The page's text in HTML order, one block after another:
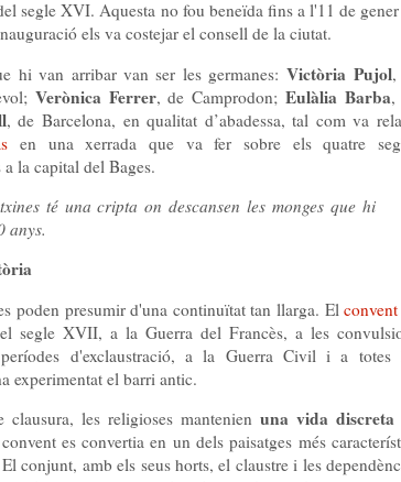
segle XVI. Aquesta no fou beneïda fins a l'11 de
els va costejar el consell de la ciutat.
hi van arribar van ser les germanes:Victòria Pujol,
Verònica Ferrer, de Camprodon;Eulàlia Barba,
, de Barcelona, en qualitat d’abadessa, tal com va
en una xerrada que va fer sobre els quatre
la capital del Bages.
té una cripta on descansen les monges que hi
anys.
poden presumir d'una continuïtat tan llarga. Elconvent
segle XVII, a la Guerra del Francès, a les
d'exclaustració, a la Guerra Civil i a totes
experimentat el barri antic.
les religioses mantenien una vida discreta
es convertia en un dels paisatges més
conjunt, amb els seus horts, el claustre i les